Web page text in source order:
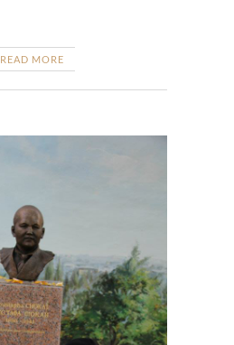
READ MORE